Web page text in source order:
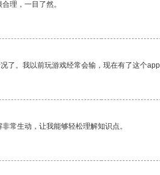
理，一目了然。
。我以前玩游戏经常会输，现在有了这个app
常生动，让我能够轻松理解知识点。